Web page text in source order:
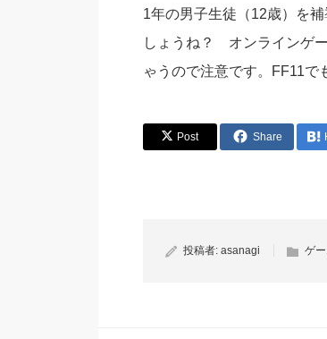
1年の男子生徒（12歳）を
しょうね？ オンラインゲ
ゃうので注意です。FF11で
Post Share
投稿者: asanagi ゲ